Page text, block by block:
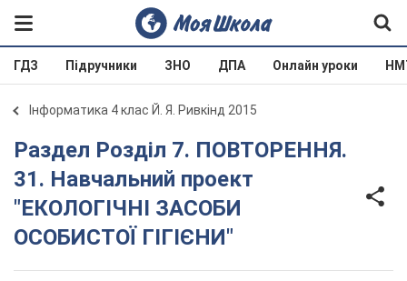
ГДЗ Підручники ЗНО ДПА Онлайн уроки
Інформатика 4 клас Й. Я. Ривкінд 2015
Раздел Розділ 7. ПОВТОРЕННЯ.
31. Навчальний проект
"ЕКОЛОГІЧНІ ЗАСОБИ
ОСОБИСТОЇ ГІГІЄНИ"